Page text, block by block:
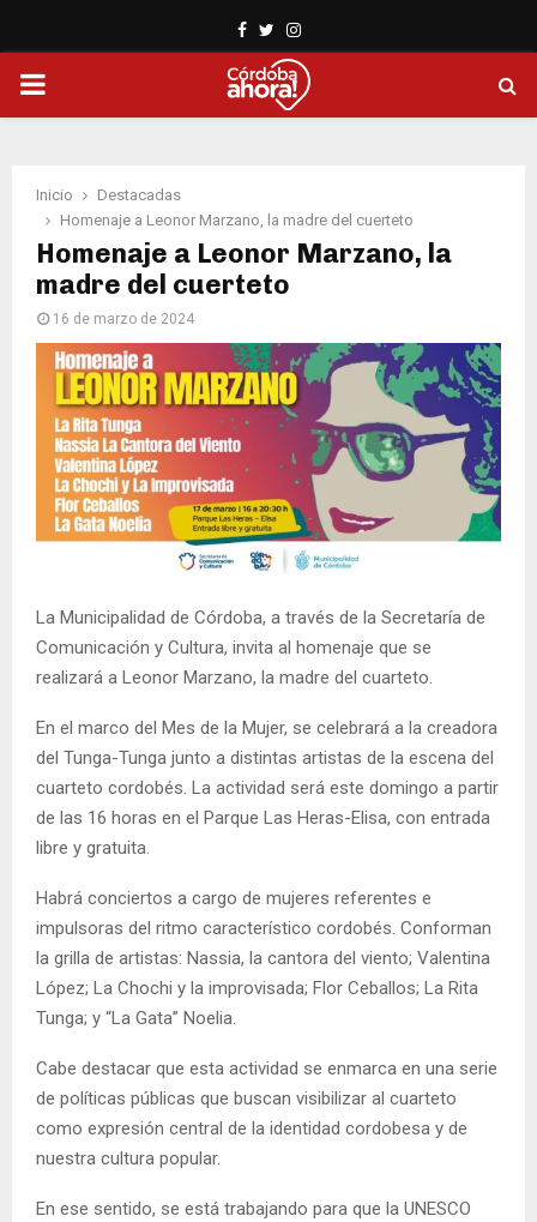
Facebook
TwitterInstagram
PRIMARY
Inicio
Destacadas
Homenaje a Leonor Marzano, la madre del cuerteto
Homenaje a Leonor Marzano, la
madre del cuerteto
16 de marzo de 2024
La Municipalidad de Córdoba, a través de la Secretaría de
Comunicación y Cultura, invita al homenaje que se
realizará a Leonor Marzano, la madre del cuarteto.
En el marco del Mes de la Mujer, se celebrará a la creadora
del Tunga-Tunga junto a distintas artistas de la escena del
cuarteto cordobés. La actividad será este domingo a partir
de las 16 horas en el Parque Las Heras-Elisa, con entrada
libre y gratuita.
Habrá conciertos a cargo de mujeres referentes e
impulsoras del ritmo característico cordobés. Conforman
la grilla de artistas: Nassia, la cantora del viento; Valentina
López; La Chochi y la improvisada; Flor Ceballos; La Rita
Tunga; y “La Gata” Noelia.
Cabe destacar que esta actividad se enmarca en una serie
de políticas públicas que buscan visibilizar al cuarteto
como expresión central de la identidad cordobesa y de
nuestra cultura popular.
En ese sentido, se está trabajando para que la UNESCO